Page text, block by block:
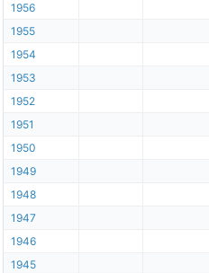
1956
1955
1954
1953
1952
1951
1950
1949
1948
1947
1946
1945